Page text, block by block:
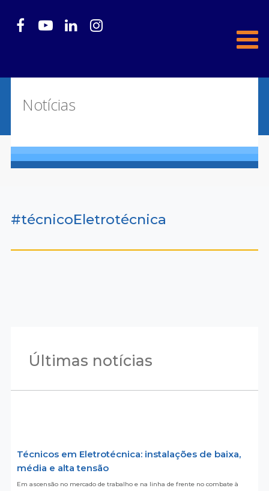
Notícias
#técnicoEletrotécnica
Últimas notícias
Técnicos em Eletrotécnica: instalações de baixa,
média e alta tensão
Em ascensão no mercado de trabalho e na linha de frente no combate à